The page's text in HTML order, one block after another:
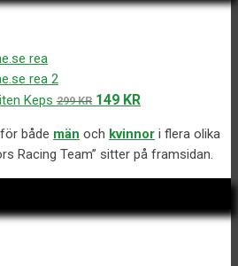
Keps 299KR Det
priset
var:
299 kr.
149 KRDet
priset
är:
149 kr.
både män och kvinnor i flera olika
Racing Team” sitter på framsidan.